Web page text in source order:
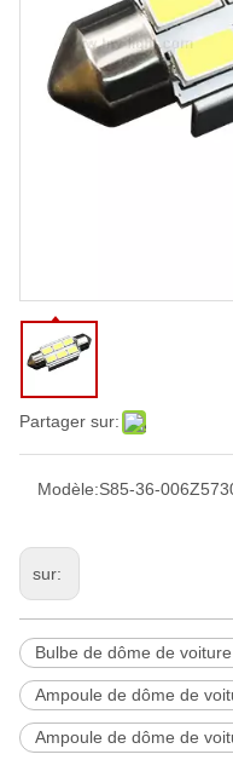
Partager sur:
Modèle:S85-36-
sur:
Bulbe de dôme de
Ampoule de dôme de
Ampoule de dôme de